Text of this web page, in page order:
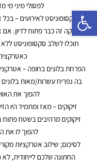
פתח סרגל נגישות
לפסולי מיני מי
סקסופוניסט לאירועים –
מוסיקה זה כבר פתוח לדיון.
תוכלו לשלב סקסופוניסט
הפרחת בלונים בחופה –
בה נפריח עשרות/מאות בלונים
להפוך את
זיקוקים – מאז ומתמיד היו
זיקוקים מרהיבים בשטח פתוח
להפוך לו את
לסיכום; שילוב אטרקציות
החתונה שלכם לייחודית,